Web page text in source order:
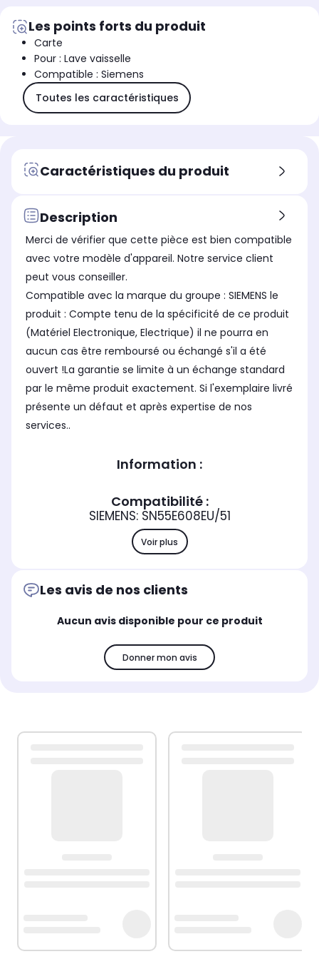
Les points forts du produit
Carte
Pour : Lave vaisselle
Compatible : Siemens
Toutes les caractéristiques
Caractéristiques du produit
Description
Merci de vérifier que cette pièce est bien compatible
avec votre modèle d'appareil. Notre service client
peut vous conseiller.
Compatible avec la marque du groupe : SIEMENS le
produit : Compte tenu de la spécificité de ce produit
(Matériel Electronique, Electrique) il ne pourra en
aucun cas être remboursé ou échangé s'il a été
ouvert !La garantie se limite à un échange standard
par le même produit exactement. Si l'exemplaire livré
présente un défaut et après expertise de nos
services..
Information :
Compatibilité :
SIEMENS: SN55E608EU/51
Voir plus
Les avis de nos clients
Aucun avis disponible pour ce produit
Donner mon avis